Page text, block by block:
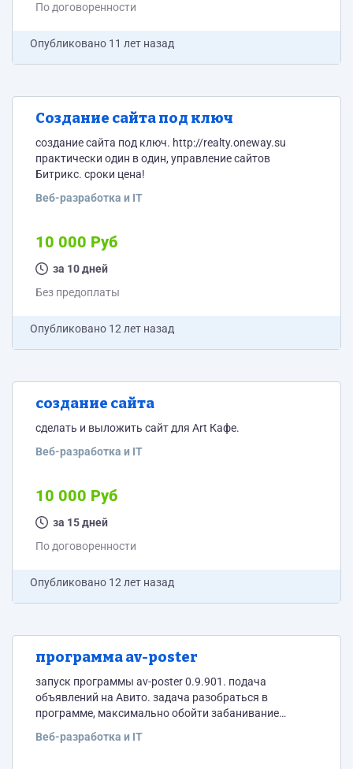
информации о сотрудниках (агентах) Настройка
По договоренности
Опубликовано 11 лет назад
Создание сайта под ключ
создание сайта под ключ. http://realty.oneway.su
практически один в один, управление сайтов
Битрикс. сроки цена!
Веб-разработка и IT
10 000 Руб
за 10 дней
Без предоплаты
Опубликовано 12 лет назад
создание сайта
сделать и выложить сайт для Art Кафе.
Веб-разработка и IT
10 000 Руб
за 15 дней
По договоренности
Опубликовано 12 лет назад
программа av-poster
запуск программы av-poster 0.9.901. подача
объявлений на Авито. задача разобраться в
программе, максимально обойти забанивание
недвижимости. количество 200 - 300 обьектов.
Веб-разработка и IT